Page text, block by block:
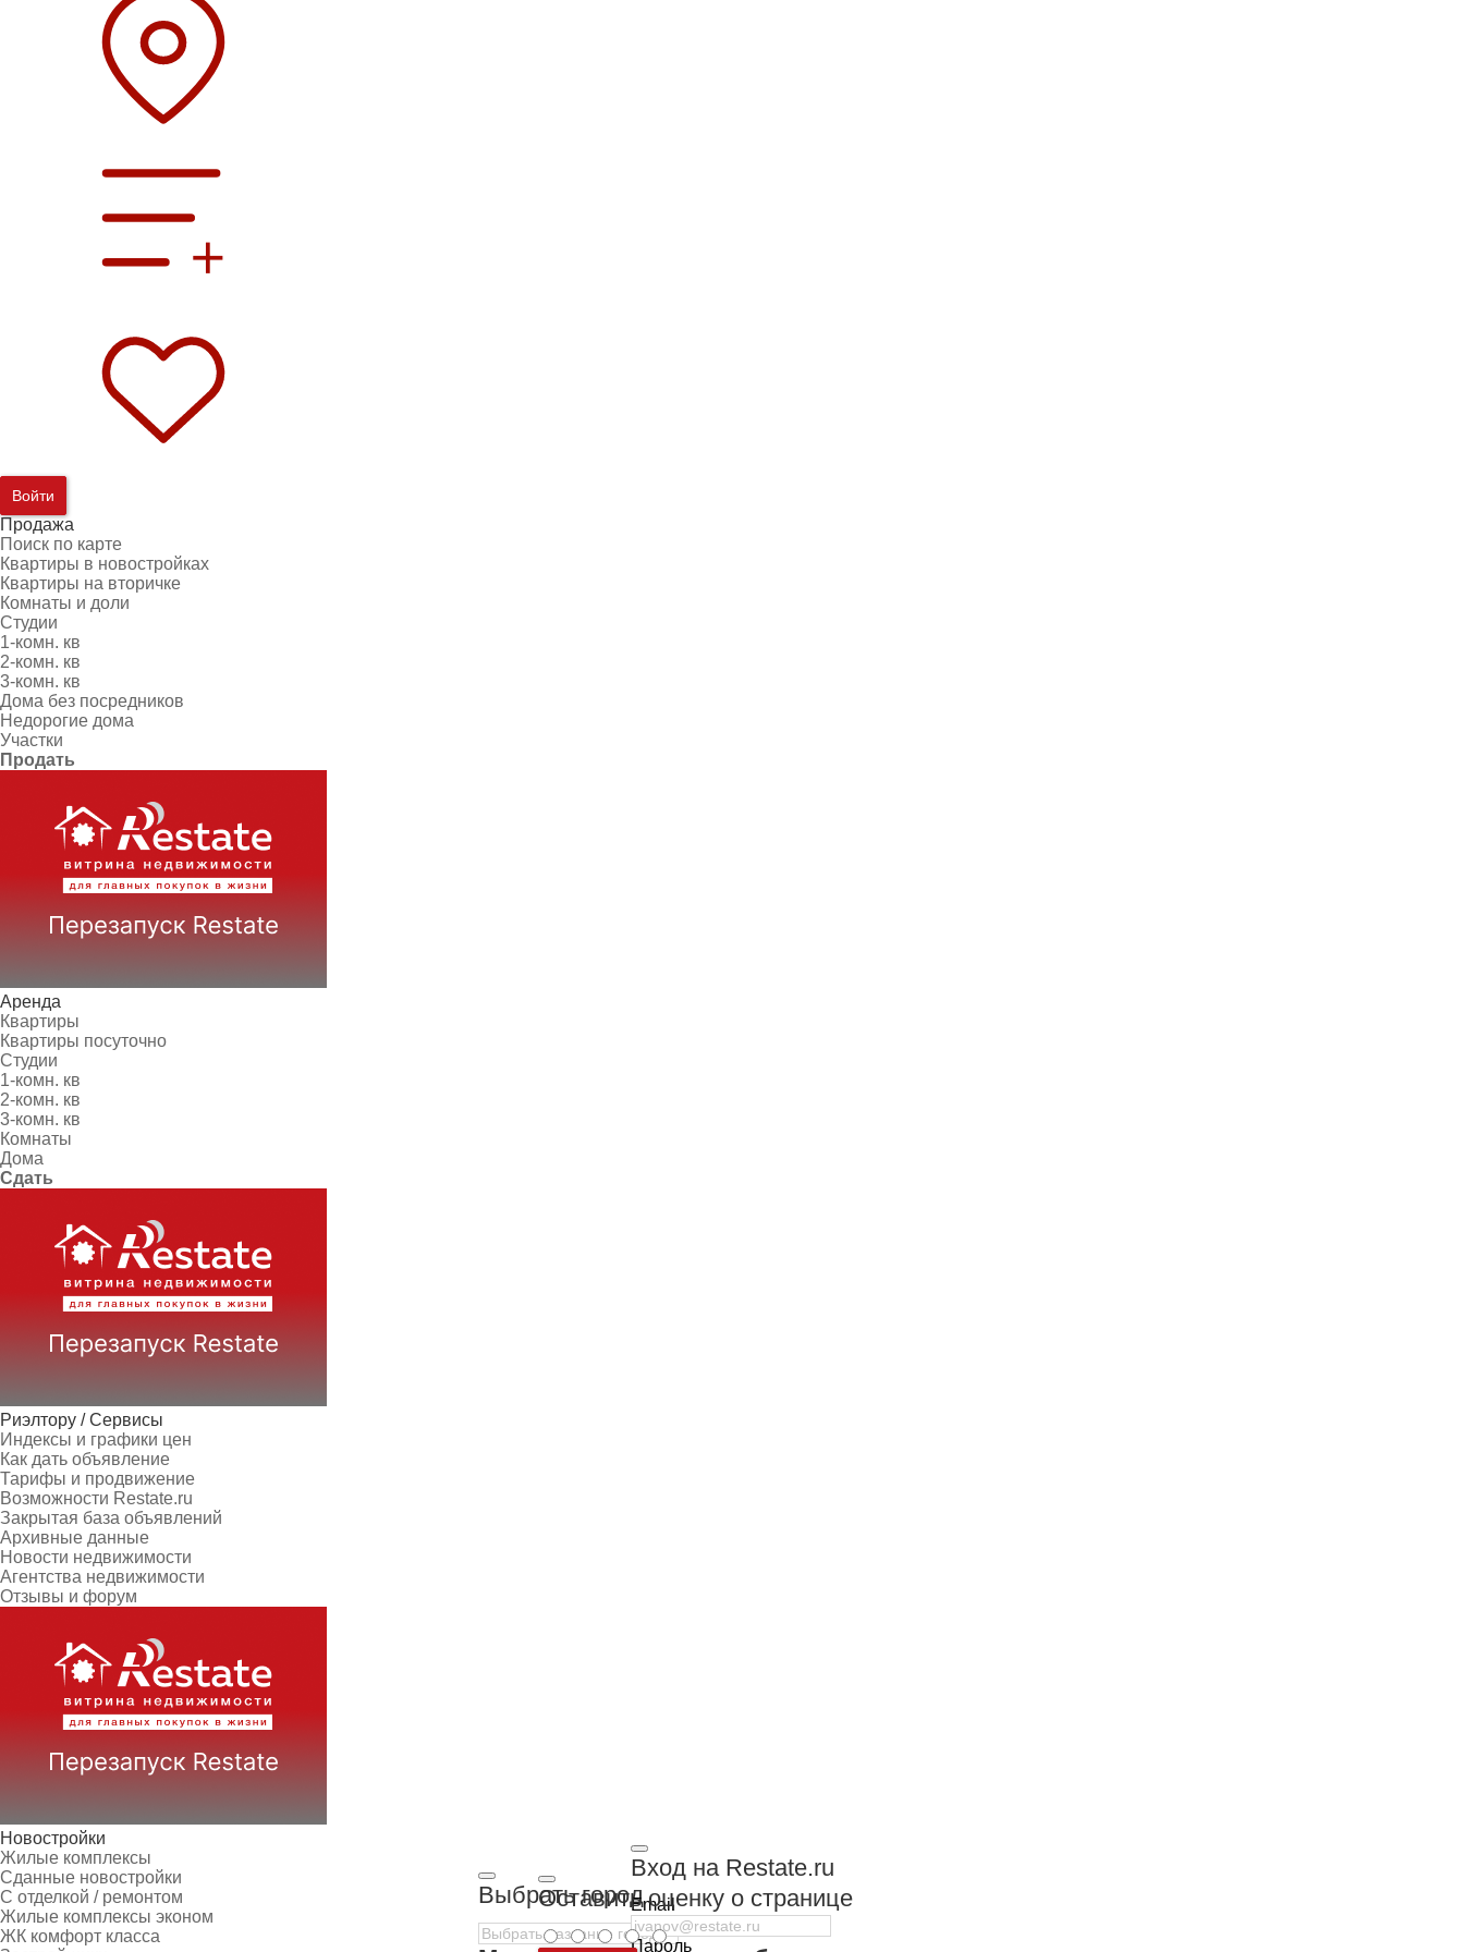
Войти
Продажа
Поиск по карте
Квартиры в новостройках
Квартиры на вторичке
Комнаты и доли
Студии
1-комн. кв
2-комн. кв
3-комн. кв
Дома без посредников
Недорогие дома
Участки
Продать
Аренда
Квартиры
Квартиры посуточно
Студии
1-комн. кв
2-комн. кв
3-комн. кв
Комнаты
Дома
Сдать
Риэлтору / Сервисы
Индексы и графики цен
Как дать объявление
Тарифы и продвижение
Возможности Restate.ru
Закрытая база объявлений
Архивные данные
Новости недвижимости
Агентства недвижимости
Отзывы и форум
Новостройки
Жилые комплексы
Сданные новостройки
С отделкой / ремонтом
Жилые комплексы эконом
ЖК комфорт класса
Выбрать город
Вход на Restate.ru
Email
Пароль
Оставить оценку о странице